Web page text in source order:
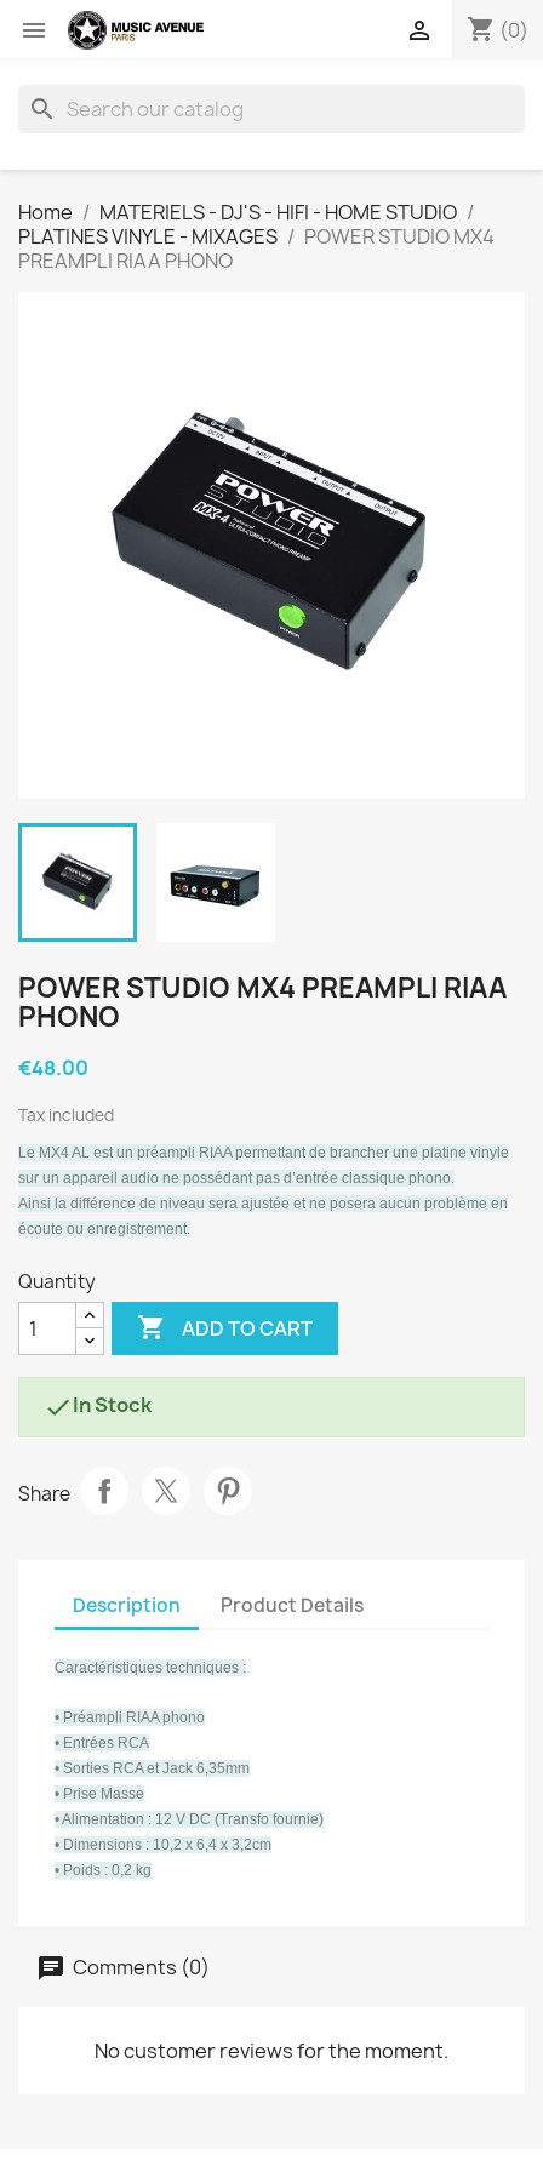
 shopping_cart (0)

search
Home
MATERIELS - DJ'S - HIFI - HOME STUDIO
PLATINES VINYLE - MIXAGES
POWER STUDIO MX4
PREAMPLI RIAA PHONO
POWER STUDIO MX4 PREAMPLI RIAA
PHONO
€48.00
Tax included
Le MX4 AL est un préampli RIAA permettant de brancher une platine vinyle
sur un appareil audio ne possédant pas d’entrée classique phono.
Ainsi la différence de niveau sera ajustée et ne posera aucun problème en
écoute ou enregistrement.
Quantity
 ADD TO CART
In Stock
Share
Description Product Details
Caractéristiques techniques :
• Préampli RIAA phono
• Entrées RCA
• Sorties RCA et Jack 6,35mm
• Prise Masse
• Alimentation : 12 V DC (Transfo fournie)
• Dimensions : 10,2 x 6,4 x 3,2cm
• Poids : 0,2 kg
Comments (0)
No customer reviews for the moment.